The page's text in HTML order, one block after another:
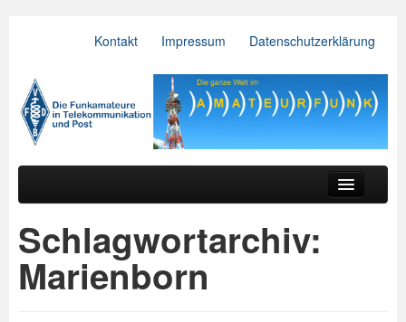
Kontakt Impressum Datenschutzerklärung
VFDB e.V.
Hauptmenü
Der Verein
Referate
Schlagwortarchiv:
Marienborn